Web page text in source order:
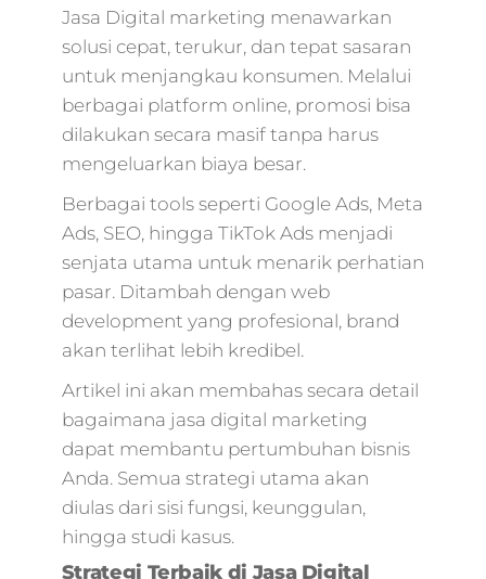
digital
online
marketing,biaya
digital
marketing,harga
digital marketing,2
memulai bisnis
jam pahami digital
marketing untuk
memulai bisnis,ads
digital,organico
marketing,ppl
marketing
digital,online
marketing
digital,digital
marketing
digital,promosi
Jasa Digital marketing menawarkan
solusi cepat, terukur, dan tepat sasaran
untuk menjangkau konsumen. Melalui
berbagai platform online, promosi bisa
dilakukan secara masif tanpa harus
mengeluarkan biaya besar.
Berbagai tools seperti Google Ads, Meta
Ads, SEO, hingga TikTok Ads menjadi
senjata utama untuk menarik perhatian
pasar. Ditambah dengan web
development yang profesional, brand
akan terlihat lebih kredibel.
Artikel ini akan membahas secara detail
bagaimana jasa digital marketing
dapat membantu pertumbuhan bisnis
Anda. Semua strategi utama akan
diulas dari sisi fungsi, keunggulan,
hingga studi kasus.
Strategi Terbaik di Jasa Digital